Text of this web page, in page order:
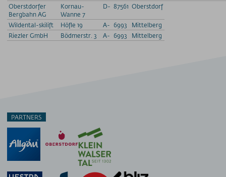
Oberstdorfer
Bergbahn AG
Kornau-
Wanne 7
D- 87561 Oberstdorf
Wildental-skilift Höfle 19 A- 6993
Mittelberg
Riezler GmbH
Bödmerstr. 3 A- 6993 Mittelberg
PARTNERS